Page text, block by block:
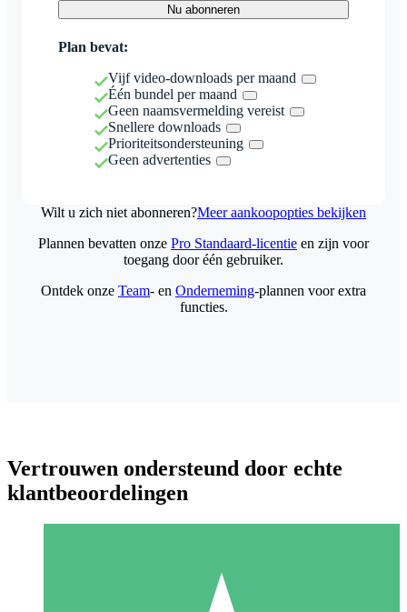
Nu abonneren
Plan bevat:
Vijf video-downloads per maand
Één bundel per maand
Geen naamsvermelding vereist
Snellere downloads
Prioriteitsondersteuning
Geen advertenties
Wilt u zich niet abonneren?Meer aankoopopties bekijken
Plannen bevatten onze Pro Standaard-licentie en zijn voor
toegang door één gebruiker.
Ontdek onze Team- en Onderneming-plannen voor extra
functies.
Vertrouwen ondersteund door echte
klantbeoordelingen